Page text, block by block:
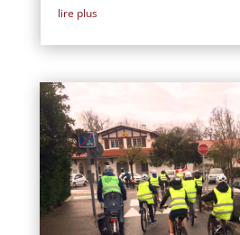
lire plus